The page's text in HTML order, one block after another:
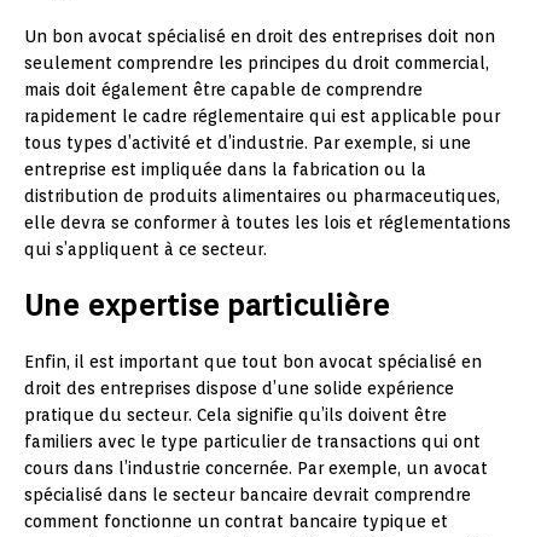
Un bon avocat spécialisé en droit des entreprises doit non
seulement comprendre les principes du droit commercial,
mais doit également être capable de comprendre
rapidement le cadre réglementaire qui est applicable pour
tous types d’activité et d’industrie. Par exemple, si une
entreprise est impliquée dans la fabrication ou la
distribution de produits alimentaires ou pharmaceutiques,
elle devra se conformer à toutes les lois et réglementations
qui s’appliquent à ce secteur.
Une expertise particulière
Enfin, il est important que tout bon avocat spécialisé en
droit des entreprises dispose d’une solide expérience
pratique du secteur. Cela signifie qu’ils doivent être
familiers avec le type particulier de transactions qui ont
cours dans l’industrie concernée. Par exemple, un avocat
spécialisé dans le secteur bancaire devrait comprendre
comment fonctionne un contrat bancaire typique et